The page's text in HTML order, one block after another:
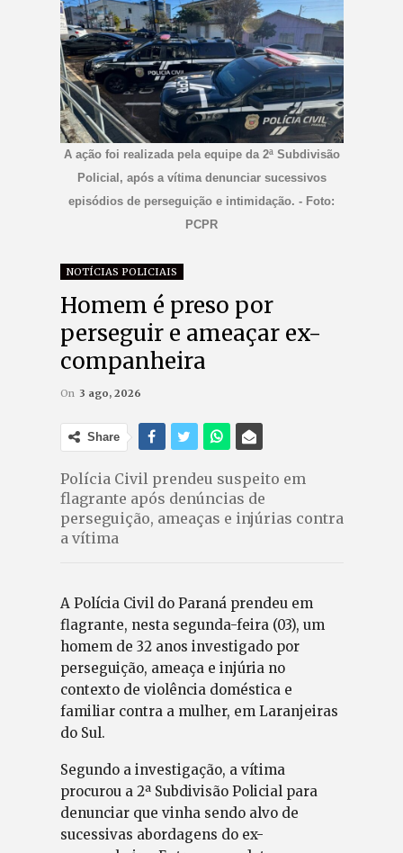
A ação foi realizada pela equipe da 2ª Subdivisão
Policial, após a vítima denunciar sucessivos
episódios de perseguição e intimidação. - Foto:
PCPR
NOTÍCIAS POLICIAIS
Homem é preso por
perseguir e ameaçar ex-
companheira
On 3 ago, 2026
Share
Polícia Civil prendeu suspeito em
flagrante após denúncias de
perseguição, ameaças e injúrias contra
a vítima
A Polícia Civil do Paraná prendeu em
flagrante, nesta segunda-feira (03), um
homem de 32 anos investigado por
perseguição, ameaça e injúria no
contexto de violência doméstica e
familiar contra a mulher, em Laranjeiras
do Sul.
Segundo a investigação, a vítima
procurou a 2ª Subdivisão Policial para
denunciar que vinha sendo alvo de
sucessivas abordagens do ex-